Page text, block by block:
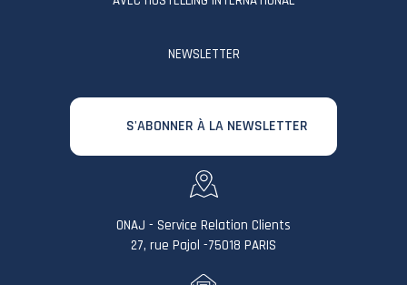
NEWSLETTER
S'ABONNER À LA NEWSLETTER
ONAJ - Service Relation Clients
27, rue Pajol -75018 PARIS